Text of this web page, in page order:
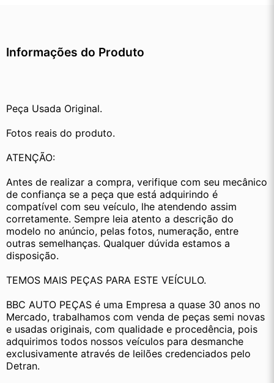
Informações do Produto
Peça Usada Original.
Fotos reais do produto.
ATENÇÃO:
Antes de realizar a compra, verifique com seu mecânico
de confiança se a peça que está adquirindo é
compatível com seu veículo, lhe atendendo assim
corretamente. Sempre leia atento a descrição do
modelo no anúncio, pelas fotos, numeração, entre
outras semelhanças. Qualquer dúvida estamos a
disposição.
TEMOS MAIS PEÇAS PARA ESTE VEÍCULO.
BBC AUTO PEÇAS é uma Empresa a quase 30 anos no
Mercado, trabalhamos com venda de peças semi novas
e usadas originais, com qualidade e procedência, pois
adquirimos todos nossos veículos para desmanche
exclusivamente através de leilões credenciados pelo
Detran.